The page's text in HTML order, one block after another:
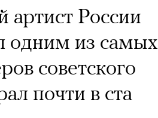
России
одним из самых
советского
почти в ста